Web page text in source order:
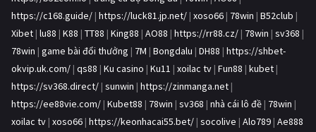
https://c168.guide/ | https://luck81.jp.net/ | xoso66 | 78win | B52club |
Xibet | lu88 | K88 | TT88 | King88 | AO88 | https://rr88.cz/ | 78win | sv368 |
78win | game bài đổi thưởng | 7M | Bongdalu | DH88 | https://shbet-
okvip.uk.com/ | qs88 | Ku casino | Ku11 | xoilac tv | Fun88 | kubet |
https://sv368.direct/ | sunwin | https://zinmanga.net |
https://ee88vie.com/ | Kubet88 | 78win | sv368 | nhà cái lô đề | 78win |
xoilac tv | xoso66 | https://keonhacai55.bet/ | socolive | Alo789 | Ae888